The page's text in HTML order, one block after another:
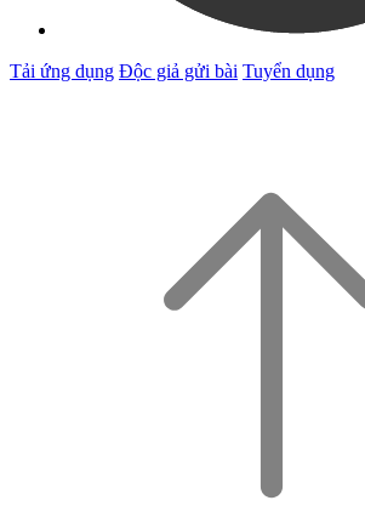
Tải ứng dụng Độc giả gửi bài Tuyển dụng